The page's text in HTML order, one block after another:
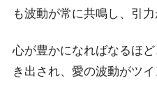
も波動が常に共鳴し、引力
心が豊かになればなるほ
き出され、愛の波動がツ